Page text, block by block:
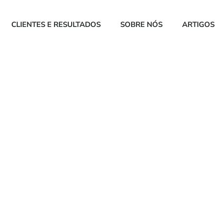
CLIENTES E RESULTADOS SOBRE NÓS ARTIGOS